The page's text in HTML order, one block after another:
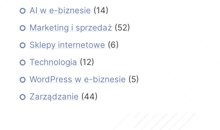
AI w e-biznesie (14)
Marketing i sprzedaż (52)
Sklepy internetowe (6)
Technologia (12)
WordPress w e-biznesie (5)
Zarządzanie (44)